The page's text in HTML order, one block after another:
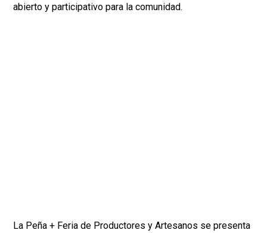
abierto y participativo para la comunidad.
La Peña + Feria de Productores y Artesanos se presenta